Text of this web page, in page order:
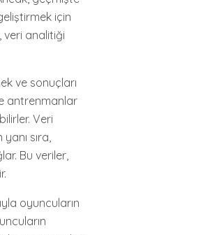
için
veri analitiği
ve sonuçları
antrenmanlar
Veri
sıra,
Bu veriler,
oyuncuların